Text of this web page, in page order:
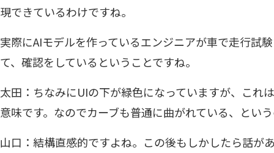
現できているわけですね。
実際にAIモデルを作っているエンジニアが車で走行試
て、確認をしているということですね。
太田：ちなみにUIの下が緑色になっていますが、これ
意味です。なのでカーブも普通に曲がれている、とい
山口：結構直感的ですよね。この後もしかしたら話が